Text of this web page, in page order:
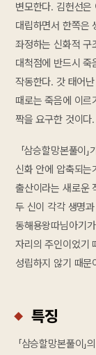
변모한다. 김헌선은
대립하면서 한쪽은
좌정하는 신화적 구
대척점에 반드시
작동한다. 갓 태어
때로는 죽음에 이르
짝을 요구한 것이다.
「삼승할망본풀이
신화 안에 압축되
출산이라는 새로운
두 신이 각각 생명
동해용왕따님아기
자리의 주인이었기
성립하지 않기 때문
특징
「삼승할망본풀이